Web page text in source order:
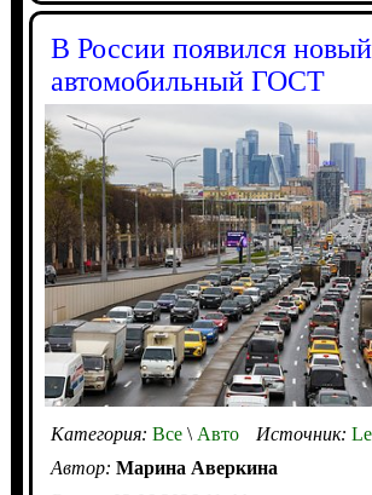
В России появился новый
автомобильный ГОСТ
Категория: Все\Авто Источник:
Автор: Марина Аверкина